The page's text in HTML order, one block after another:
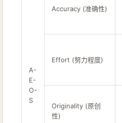
A-
E-
O-
S
Accuracy (准确性)
Effort (努力程度)
Originality (原创
性)